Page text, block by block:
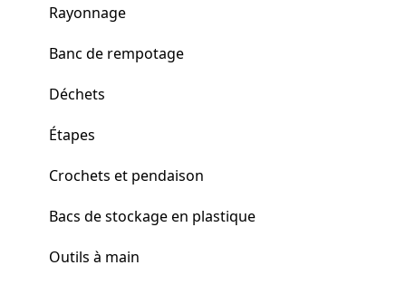
Rayonnage
Banc de rempotage
Déchets
Étapes
Crochets et pendaison
Bacs de stockage en plastique
Outils à main